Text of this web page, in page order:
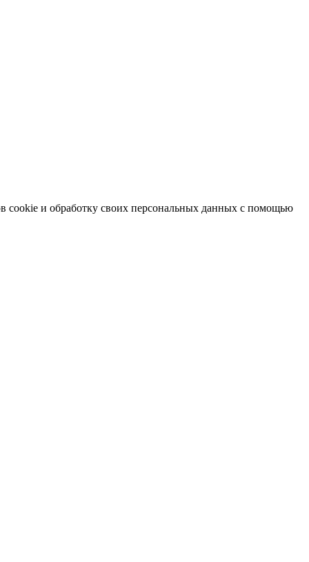
и обработку своих персональных данных с помощью